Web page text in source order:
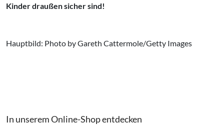
Kinder draußen sicher sind!
Hauptbild: Photo by Gareth Cattermole/Getty Images
In unserem Online-Shop entdecken